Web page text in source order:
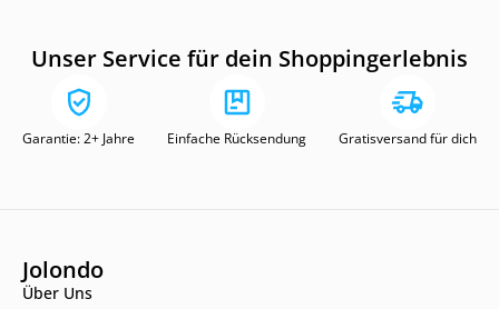
Unser Service für dein Shoppingerlebnis
Garantie: 2+ Jahre Einfache Rücksendung Gratisversand für dich
Jolondo
Über Uns